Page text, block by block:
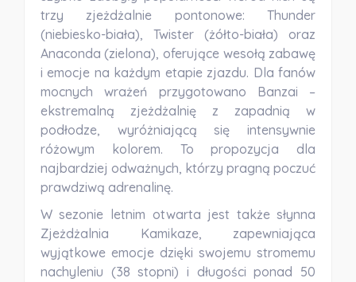
trzy zjeżdżalnie pontonowe: Thunder
(niebiesko-biała), Twister (żółto-biała) oraz
Anaconda (zielona), oferujące wesołą zabawę
i emocje na każdym etapie zjazdu. Dla fanów
mocnych wrażeń przygotowano Banzai –
ekstremalną zjeżdżalnię z zapadnią w
podłodze, wyróżniającą się intensywnie
różowym kolorem. To propozycja dla
najbardziej odważnych, którzy pragną poczuć
prawdziwą adrenalinę.
W sezonie letnim otwarta jest także słynna
Zjeżdżalnia Kamikaze, zapewniająca
wyjątkowe emocje dzięki swojemu stromemu
nachyleniu (38 stopni) i długości ponad 50